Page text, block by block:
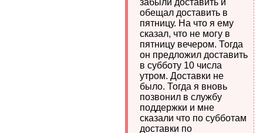
забыли доставить и
обещал доставить в
пятницу. На что я ему
сказал, что не могу в
пятницу вечером. Тогда
он предложил доставить
в субботу 10 числа
утром. Доставки не
было. Тогда я вновь
позвонил в службу
поддержки и мне
сказали что по субботам
доставки по